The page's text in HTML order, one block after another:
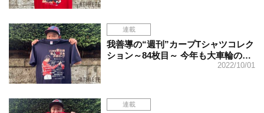
連載
我善導の“週刊”カープTシャツコレク
ション～84枚目～ 今年も大車輪の…
2022/10/01
連載